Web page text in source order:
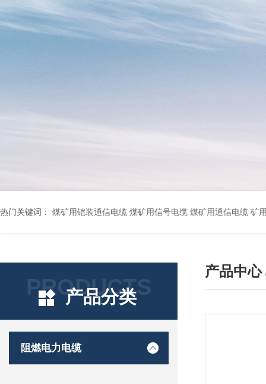
热门关键词： 煤矿用铠装通信电缆 煤矿用信号电缆 煤矿用通信电缆 矿用阻燃通信电缆 矿用监控电缆 矿用通信电缆 橡套软电缆YZ-3*1.5+1 YCW橡胶电缆3*10+1*6 船用橡套软电缆CEFR-3*2.5 煤矿用移动橡套软电缆MY3*4+1*4
PRODUCTS
产品分类
阻燃电力电缆
产品中心